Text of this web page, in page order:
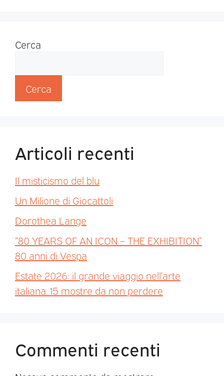
Cerca
Cerca
Articoli recenti
Il misticismo del blu
Un Milione di Giocattoli
Dorothea Lange
“80 YEARS OF AN ICON – THE EXHIBITION”
80 anni di Vespa
Estate 2026: il grande viaggio nell’arte
italiana. 15 mostre da non perdere
Commenti recenti